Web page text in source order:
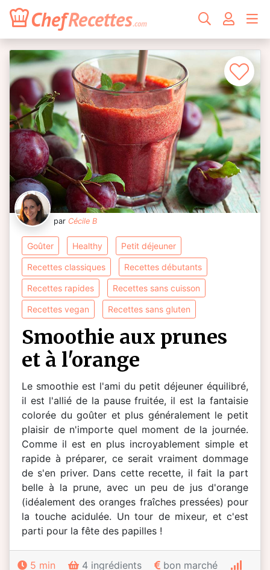
ChefRecettes.com
par Cécile B
goûter healthy petit déjeuner
recettes classiques recettes débutants
recettes rapides recettes sans cuisson
recettes vegan recettes sans gluten
smoothie aux prunes
et à l'orange
Le smoothie est l'ami du petit déjeuner équilibré,
il est l'allié de la pause fruitée, il est la fantaisie
colorée du goûter et plus généralement le petit
plaisir de n'importe quel moment de la journée.
Comme il est en plus incroyablement simple et
rapide à préparer, ce serait vraiment dommage
de s'en priver. Dans cette recette, il fait la part
belle à la prune, avec un peu de jus d'orange
(idéalement des oranges fraîches pressées) pour
la touche acidulée. Un tour de mixeur, et c'est
parti pour la fête des papilles !
5 min 4 ingrédients
bon marché